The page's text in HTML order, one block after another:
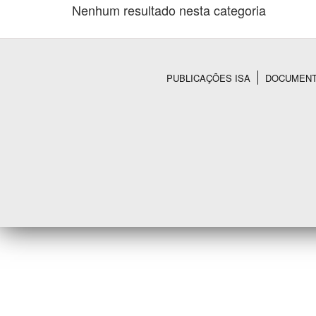
Nenhum resultado nesta categoria
PUBLICAÇÕES ISA